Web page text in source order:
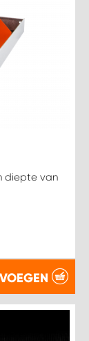
diepte van